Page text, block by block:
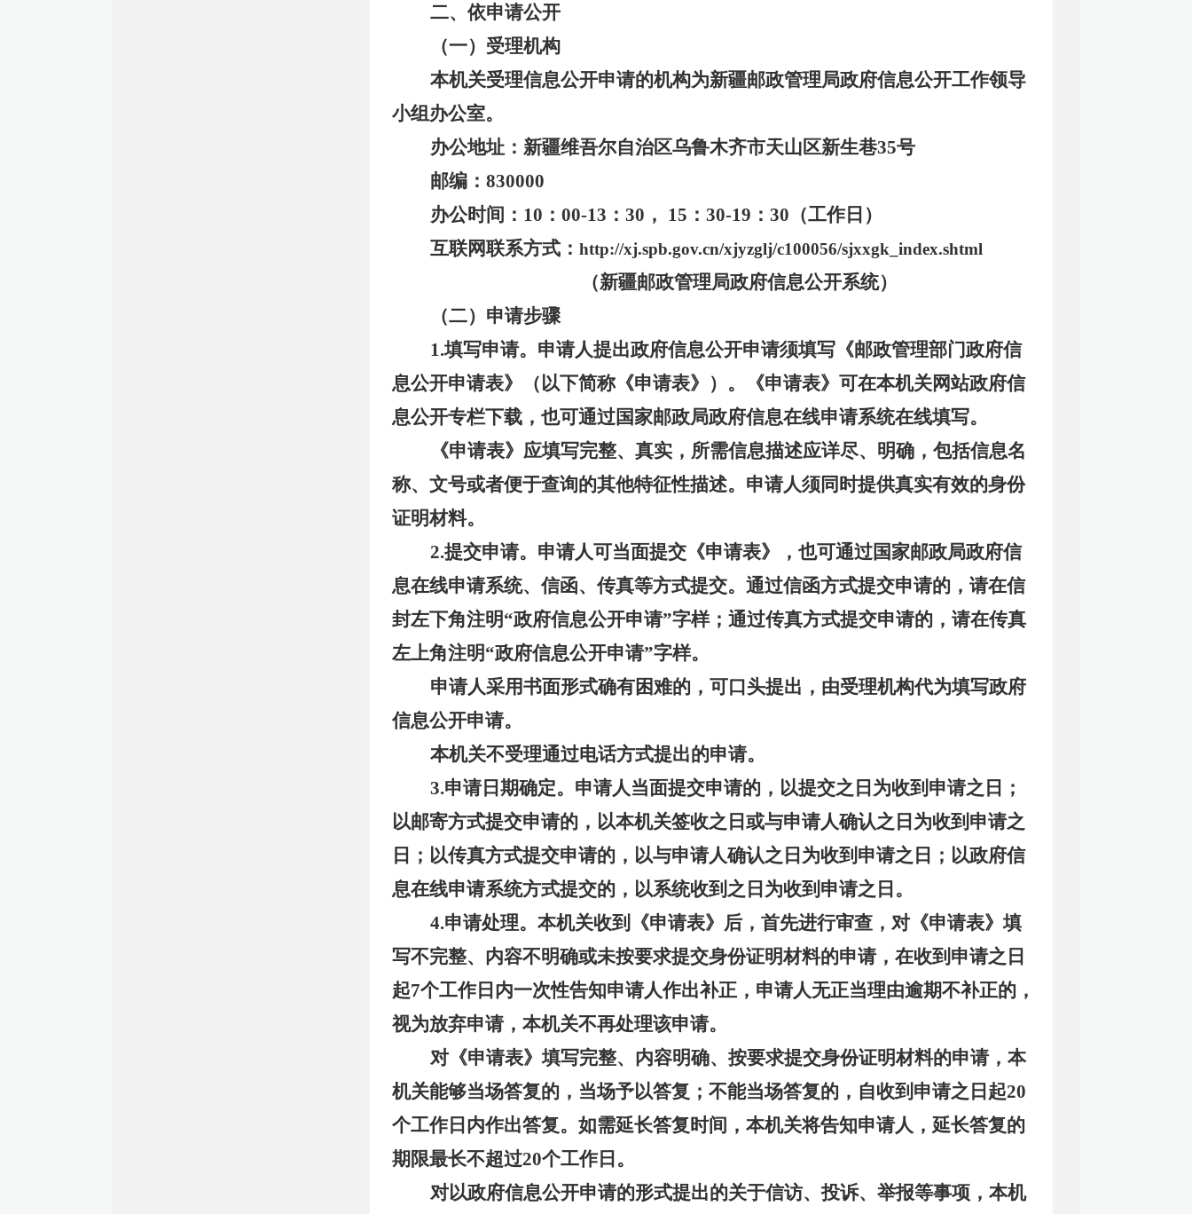
二、依申请公开
（一）受理机构
本机关受理信息公开申请的机构为新疆邮政管理局政府信息公开工作领导
小组办公室。
办公地址：新疆维吾尔自治区乌鲁木齐市天山区新生巷35号
邮编： 830000
办公时间： 10 ：00-13：30， 15：30-19：30（工作日）
互联网联系方式： http://xj.spb.gov.cn/xjyzglj/c100056/sjxxgk_index.shtml
（新疆邮政管理局政府信息公开系统）
（二）申请步骤
1.填写申请。 申请人提出政府信息公开申请须填写《邮政管理部门政府信
息公开申请表》（以下简称《申请表》）。《申请表》可在本机关网站政府信
息公开专栏下载，也可通过国家邮政局政府信息在线申请系统在线填写。
《申请表》应填写完整、真实，所需信息描述应详尽、明确，包括信息名
称、文号或者便于查询的其他特征性描述。申请人须同时提供真实有效的身份
证明材料。
2.提交申请。 申请人可当面提交《申请表》，也可通过国家邮政局政府信
息在线申请系统、信函、传真等方式提交。通过信函方式提交申请的，请在信
封左下角注明“政府信息公开申请”字样；通过传真方式提交申请的，请在传真
左上角注明“政府信息公开申请”字样。
申请人采用书面形式确有困难的，可口头提出，由受理机构代为填写政府
信息公开申请。
本机关不受理通过电话方式提出的申请。
3.申请日期确定。 申请人当面提交申请的，以提交之日为收到申请之日；
以邮寄方式提交申请的，以本机关签收之日或与申请人确认之日为收到申请之
日；以传真方式提交申请的，以与申请人确认之日为收到申请之日；以政府信
息在线申请系统方式提交的，以系统收到之日为收到申请之日。
4.申请处理。 本机关收到《申请表》后，首先进行审查，对《申请表》填
写不完整、内容不明确或未按要求提交身份证明材料的申请，在收到申请之日
起7个工作日内一次性告知申请人作出补正，申请人无正当理由逾期不补正的，
视为放弃申请，本机关不再处理该申请。
对《申请表》填写完整、内容明确、按要求提交身份证明材料的申请，本
机关能够当场答复的，当场予以答复；不能当场答复的，自收到申请之日起20
个工作日内作出答复。如需延长答复 时间 ，本机关将告知申请人，延长答复的
期限最长不超过20个工作日。
对以政府信息公开申请的形式提出的关于信访、投诉、举报等事项，本机